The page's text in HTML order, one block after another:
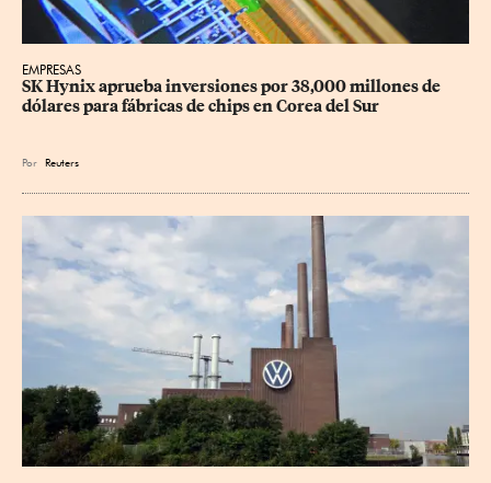
EMPRESAS
SK Hynix aprueba inversiones por 38,000 millones de
dólares para fábricas de chips en Corea del Sur
Por Reuters